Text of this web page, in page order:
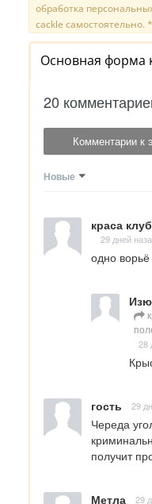
обработка
cackle самостоятельно. *
Основная форма
20
Комментарии к
Новые
краса
29 дней
одно ворьё
28
гость 29
Череда
получит
Метла 29